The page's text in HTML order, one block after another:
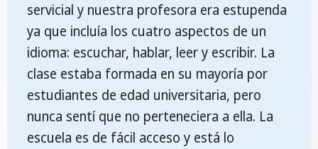
servicial y nuestra profesora era estupenda
ya que incluía los cuatro aspectos de un
idioma: escuchar, hablar, leer y escribir. La
clase estaba formada en su mayoría por
estudiantes de edad universitaria, pero
nunca sentí que no perteneciera a ella. La
escuela es de fácil acceso y está lo